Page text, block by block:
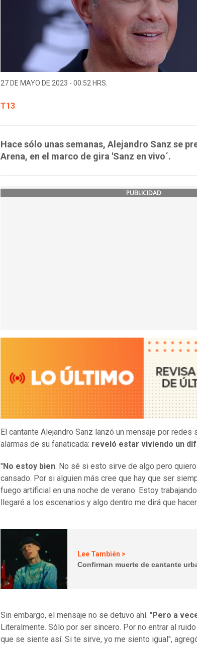
27 DE MAYO DE 2023 - 00:52 HRS.
T13
Hace sólo unas semanas, Alejandro Sanz se
Arena, en el marco de gira 'Sanz en vivo´.
PUBLICIDAD
El cantante Alejandro Sanz lanzó un mensaje por
alarmas de su fanaticada: reveló estar viviendo un
" No estoy bien. No sé si esto sirve de algo pero
cansado. Por si alguien más cree que hay que ser
fuego artificial en una noche de verano. Estoy
llegaré a los escenarios y algo dentro me dirá que
Lee También >
Confirman muerte de cantante
Sin embargo, el mensaje no se detuvo ahí. " Pero a
Literalmente. Sólo por ser sincero. Por no entrar al
que se siente así. Si te sirve, yo me siento igual",